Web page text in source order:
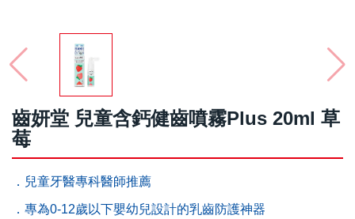
齒妍堂 兒童含鈣健齒噴霧Plus 20ml 草
莓
．兒童牙醫專科醫師推薦
．專為0-12歲以下嬰幼兒設計的乳齒防護神器